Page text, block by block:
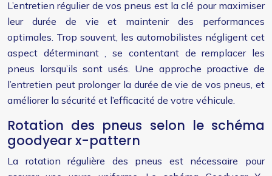
L’entretien régulier de vos pneus est la clé pour maximiser
leur durée de vie et maintenir des performances
optimales. Trop souvent, les automobilistes négligent cet
aspect déterminant , se contentant de remplacer les
pneus lorsqu’ils sont usés. Une approche proactive de
l’entretien peut prolonger la durée de vie de vos pneus, et
améliorer la sécurité et l’efficacité de votre véhicule.
Rotation des pneus selon le schéma
goodyear x-pattern
La rotation régulière des pneus est nécessaire pour